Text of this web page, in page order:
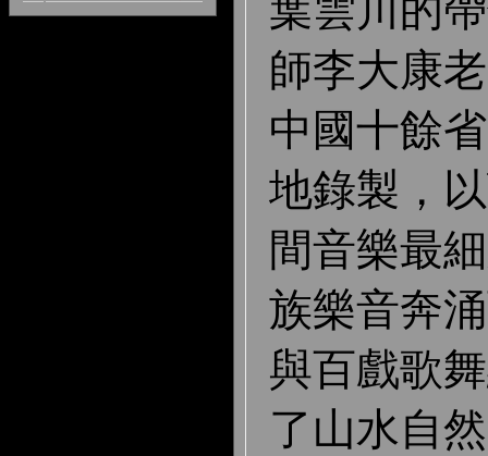
葉雲川的
師李大康
中國十餘
地錄製，
間音樂最
族樂音奔
與百戲歌
了山水自